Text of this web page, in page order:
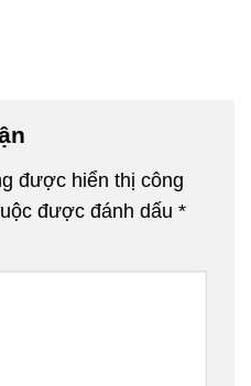
được hiển thị công
được đánh dấu *